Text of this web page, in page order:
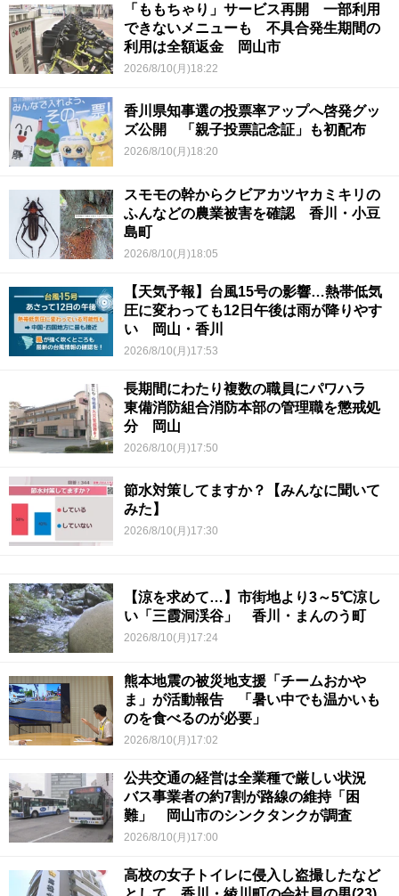
「ももちゃり」サービス再開 一部利用
できないメニューも 不具合発生期間の
利用は全額返金 岡山市
2026/8/10(月)18:22
香川県知事選の投票率アップへ啓発グッ
ズ公開 「親子投票記念証」も初配布
2026/8/10(月)18:20
スモモの幹からクビアカツヤカミキリの
ふんなどの農業被害を確認 香川・小豆
島町
2026/8/10(月)18:05
【天気予報】台風15号の影響…熱帯低気
圧に変わっても12日午後は雨が降りやす
い 岡山・香川
2026/8/10(月)17:53
長期間にわたり複数の職員にパワハラ
東備消防組合消防本部の管理職を懲戒処
分 岡山
2026/8/10(月)17:50
節水対策してますか？【みんなに聞いて
みた】
2026/8/10(月)17:30
【涼を求めて…】市街地より3～5℃涼し
い「三霞洞渓谷」 香川・まんのう町
2026/8/10(月)17:24
熊本地震の被災地支援「チームおかや
ま」が活動報告 「暑い中でも温かいも
のを食べるのが必要」
2026/8/10(月)17:02
公共交通の経営は全業種で厳しい状況
バス事業者の約7割が路線の維持「困
難」 岡山市のシンクタンクが調査
2026/8/10(月)17:00
高校の女子トイレに侵入し盗撮したなど